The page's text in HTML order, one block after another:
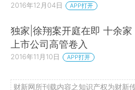
2016年12月04日 APP打开
独家|徐翔案开庭在即 十余家
上市公司高管卷入
2016年11月10日 APP打开
财新网所刊载内容之知识产权为财新